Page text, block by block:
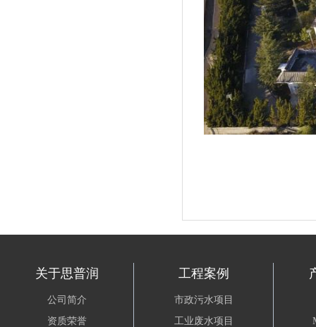
关于思普润
公司简介
资质荣誉
工程案例
市政污水项目
工业废水项目